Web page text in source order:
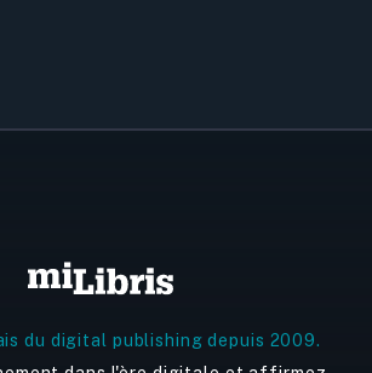
du digital publishing depuis 2009.